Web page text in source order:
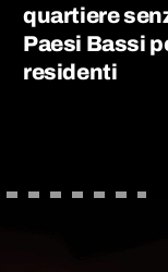
quartiere
Paesi Bassi
residenti